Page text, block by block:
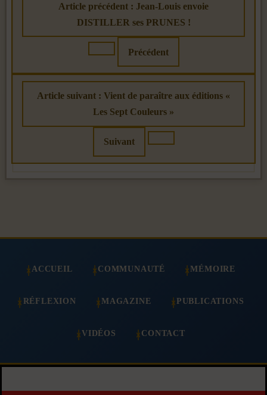
Article précédent : Jean-Louis envoie
DISTILLER ses PRUNES !
Précédent
Article suivant : Vient de paraître aux éditions «
Les Sept Couleurs »
Suivant
ACCUEIL COMMUNAUTÉ MÉMOIRE
RÉFLEXION MAGAZINE PUBLICATIONS
VIDÉOS CONTACT